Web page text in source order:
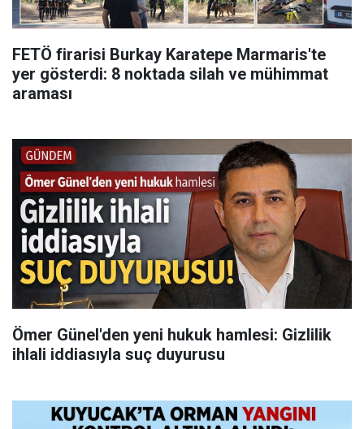
FETÖ firarisi Burkay Karatepe Marmaris'te
yer gösterdi: 8 noktada silah ve mühimmat
araması
Ömer Günel'den yeni hukuk hamlesi: Gizlilik
ihlali iddiasıyla suç duyurusu